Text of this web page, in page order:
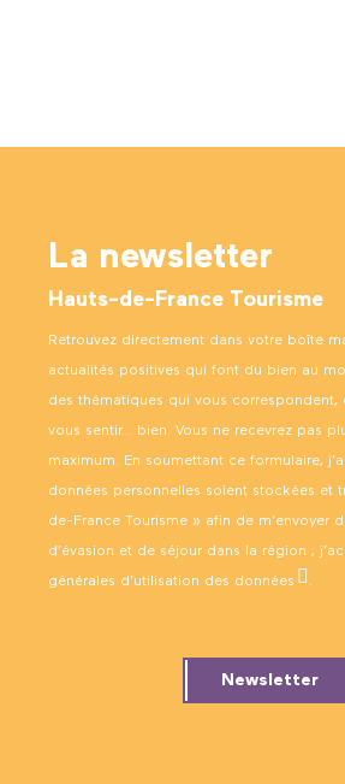
La newsletter
Hauts-de-France Tourisme
Retrouvez directement dans votre boîte
actualités positives qui font du bien au
des thématiques qui vous correspondent,
vous sentir… bien. Vous ne recevrez pas
maximum. En soumettant ce formulaire,
données personnelles soient stockées et
de-France Tourisme » afin de m’envoyer
d’évasion et de séjour dans la région ;
générales d’utilisation des données .
Newsletter